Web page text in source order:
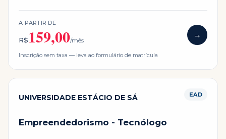
A PARTIR DE
R$159,00/mês
→
Inscrição sem taxa — leva ao formulário de matrícula
UNIVERSIDADE ESTÁCIO DE SÁ EAD
Empreendedorismo - Tecnólogo